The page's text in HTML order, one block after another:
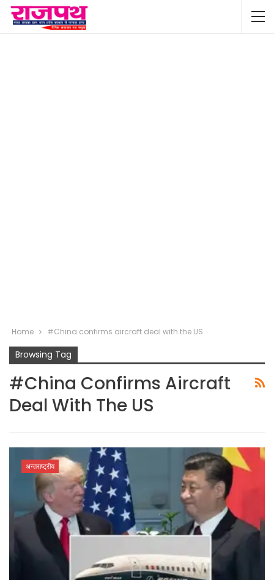
Home #China confirms aircraft deal with the US
Browsing Tag
#China Confirms Aircraft
Deal With The US
अन्तराष्ट्रीय